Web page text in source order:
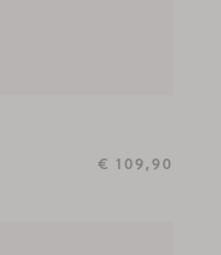
€ 109,90